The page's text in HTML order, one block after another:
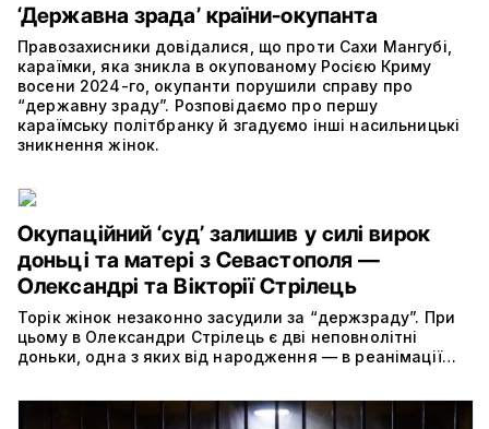
‘Державна зрада’ країни-окупанта
Правозахисники довідалися, що проти Сахи Мангубі,
караїмки, яка зникла в окупованому Росією Криму
восени 2024-го, окупанти порушили справу про
“державну зраду”. Розповідаємо про першу
караїмську політбранку й згадуємо інші насильницькі
зникнення жінок.
Окупаційний ‘суд’ залишив у силі вирок
доньці та матері з Севастополя —
Олександрі та Вікторії Стрілець
Торік жінок незаконно засудили за “держзраду”. При
цьому в Олександри Стрілець є дві неповнолітні
доньки, одна з яких від народження — в реанімації…